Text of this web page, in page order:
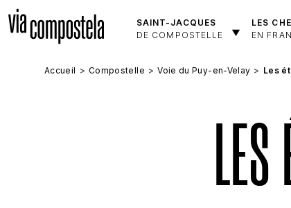
Aller au contenu principal
SAINT-JACQUES
DE COMPOSTELLE
LES
EN
Accueil Compostelle Voie du Puy-en-Velay Les